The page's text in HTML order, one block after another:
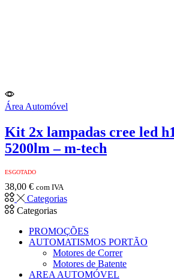
Área Automóvel
Kit 2x lampadas cree led
5200lm – m-tech
ESGOTADO
38,00 € com IVA
Categorias
Categorias
PROMOÇÕES
AUTOMATISMOS PORTÃO
Motores de Correr
Motores de Batente
AREA AUTOMÓVEL